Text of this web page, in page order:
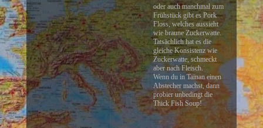
oder auch manchmal zum
Frühstück gibt es Pork
Floss, welches aussieht
wie braune Zuckerwatte.
Tatsächlich hat es die
gleiche Konsistenz wie
Zuckerwatte, schmeckt
aber nach Fleisch.
Wenn du in Tainan einen
Abstecher machst, dann
probier unbedingt die
Thick Fish Soup!